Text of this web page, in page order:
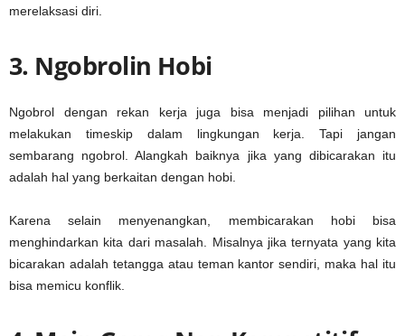
merelaksasi diri.
3. Ngobrolin Hobi
Ngobrol dengan rekan kerja juga bisa menjadi pilihan untuk
melakukan timeskip dalam lingkungan kerja. Tapi jangan
sembarang ngobrol. Alangkah baiknya jika yang dibicarakan itu
adalah hal yang berkaitan dengan hobi.
Karena selain menyenangkan, membicarakan hobi bisa
menghindarkan kita dari masalah. Misalnya jika ternyata yang kita
bicarakan adalah tetangga atau teman kantor sendiri, maka hal itu
bisa memicu konflik.